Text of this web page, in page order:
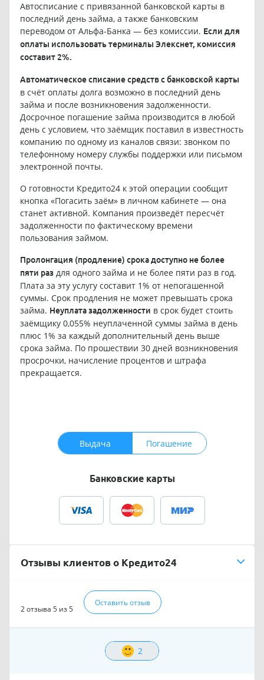
Автосписание с привязанной банковской карты в
последний день займа, а также банковским
переводом от Альфа-Банка — без комиссии. Если для
оплаты использовать терминалы Элекснет, комиссия
составит 2%.
Автоматическое списание средств с банковской карты
в счёт оплаты долга возможно в последний день
займа и после возникновения задолженности.
Досрочное погашение займа производится в любой
день с условием, что заёмщик поставил в известность
компанию по одному из каналов связи: звонком по
телефонному номеру службы поддержки или письмом
электронной почты.
О готовности Кредито24 к этой операции сообщит
кнопка «Погасить заём» в личном кабинете — она
станет активной. Компания произведёт пересчёт
задолженности по фактическому времени
пользования займом.
Пролонгация (продление) срока доступно не более
пяти раздля одного займа и не более пяти раз в год.
Плата за эту услугу составит 1% от непогашенной
суммы. Срок продления не может превышать срока
займа. Неуплата задолженности в срок будет стоить
заёмщику 0,055% неуплаченной суммы займа в день
плюс 1% за каждый дополнительный день выше
срока займа. По прошествии 30 дней возникновения
просрочки, начисление процентов и штрафа
прекращается.
Выдача Погашение
Банковские карты
Отзывы клиентов о Кредито24
2 отзыва 5 из 5
Оставить отзыв
2